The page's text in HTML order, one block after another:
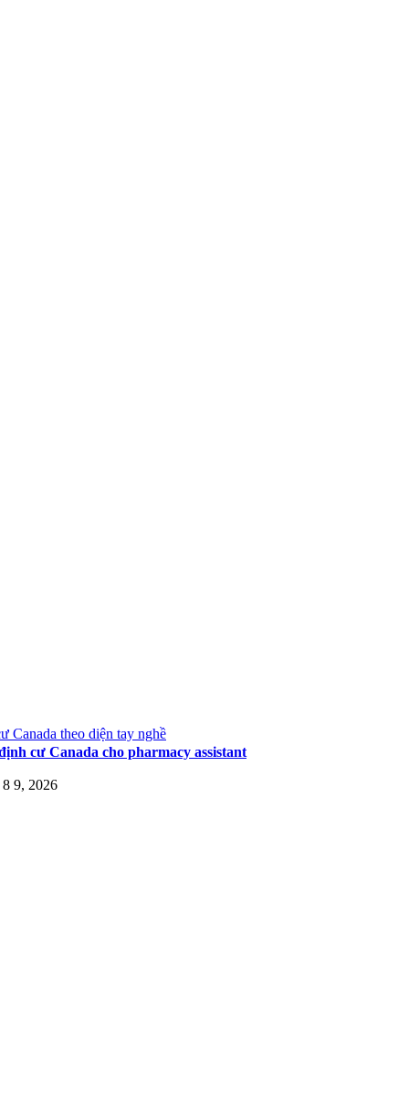
Canada theo diện tay nghề
cư Canada cho pharmacy assistant
9, 2026